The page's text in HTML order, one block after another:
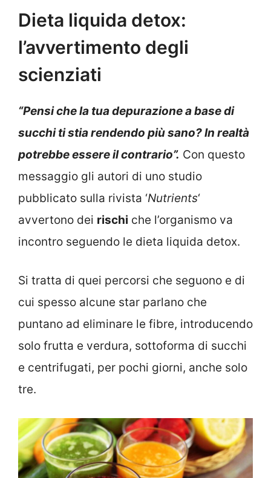
Dieta liquida detox:
l’avvertimento degli
scienziati
“Pensi che la tua depurazione a base di
succhi ti stia rendendo più sano? In realtà
potrebbe essere il contrario”. Con questo
messaggio gli autori di uno studio
pubblicato sulla rivista ‘Nutrients‘
avvertono dei rischi che l’organismo va
incontro seguendo le dieta liquida detox.
Si tratta di quei percorsi che seguono e di
cui spesso alcune star parlano che
puntano ad eliminare le fibre, introducendo
solo frutta e verdura, sottoforma di succhi
e centrifugati, per pochi giorni, anche solo
tre.